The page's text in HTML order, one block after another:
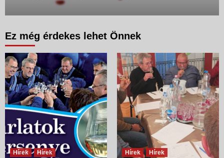
Ez még érdekes lehet Önnek
Hírek Hírek Hírek Hírek